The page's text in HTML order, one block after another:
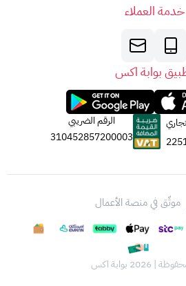
خدمة العملاء
بوابة اكس
الرقم الضريبي
310452857200003
موثّق في منصة الأعمال
| 2026 بوابة اكس